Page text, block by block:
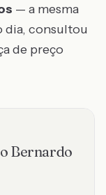
— a mesma
dia, consultou
de preço
Bernardo